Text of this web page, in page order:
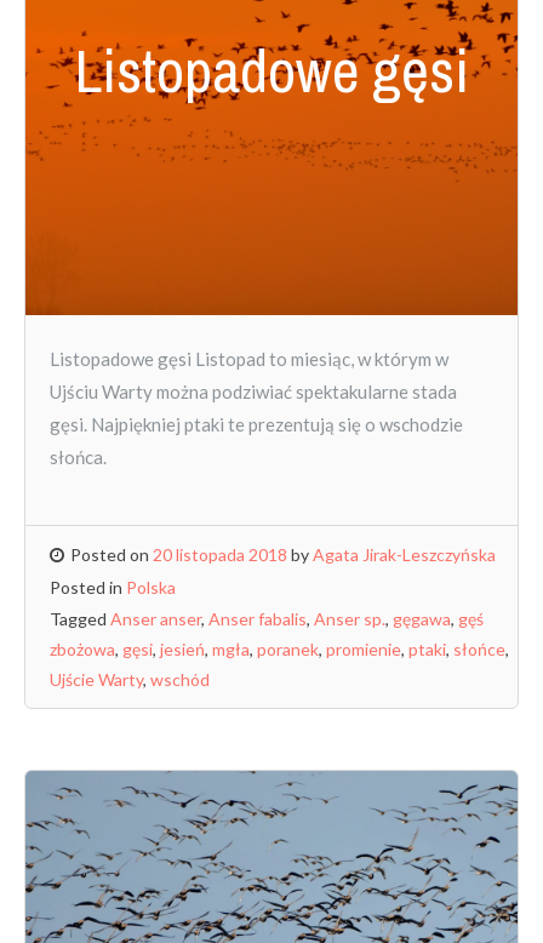
Listopadowe gęsi
Listopadowe gęsi Listopad to miesiąc, w którym w
Ujściu Warty można podziwiać spektakularne stada
gęsi. Najpiękniej ptaki te prezentują się o wschodzie
słońca.
Posted on 20 listopada 2018 byAgata Jirak-Leszczyńska
Posted in Polska
Tagged Anser anser, Anser fabalis, Anser sp., gęgawa, gęś
zbożowa, gęsi, jesień, mgła, poranek, promienie, ptaki, słońce,
Ujście Warty, wschód